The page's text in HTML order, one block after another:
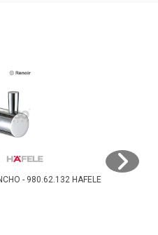
- 980.62.132 HAFELE